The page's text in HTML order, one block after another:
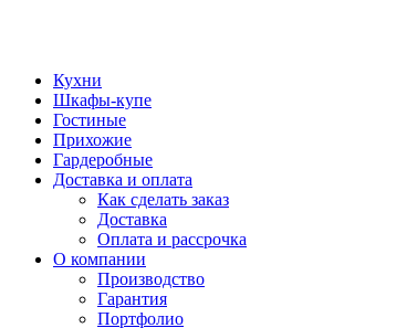
Кухни
Шкафы-купе
Гостиные
Прихожие
Гардеробные
Доставка и оплата
Как сделать заказ
Доставка
Оплата и рассрочка
О компании
Производство
Гарантия
Портфолио